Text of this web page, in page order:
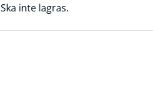
Ska inte lagras.